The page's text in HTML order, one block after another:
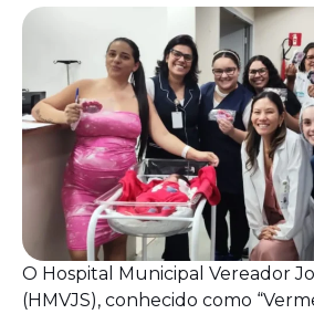
O Hospital Municipal Vereador
(HMVJS), conhecido como